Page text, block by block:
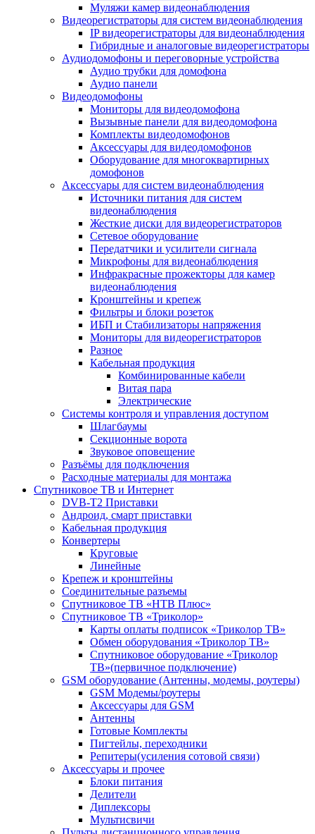
Муляжи камер видеонаблюдения
Видеорегистраторы для систем видеонаблюдения
IP видеорегистраторы для видеонаблюдения
Гибридные и аналоговые видеорегистраторы
Аудиодомофоны и переговорные устройства
Аудио трубки для домофона
Аудио панели
Видеодомофоны
Мониторы для видеодомофона
Вызывные панели для видеодомофона
Комплекты видеодомофонов
Аксессуары для видеодомофонов
Оборудование для многоквартирных
домофонов
Аксессуары для систем видеонаблюдения
Источники питания для систем
видеонаблюдения
Жесткие диски для видеорегистраторов
Сетевое оборудование
Передатчики и усилители сигнала
Микрофоны для видеонаблюдения
Инфракрасные прожекторы для камер
видеонаблюдения
Кронштейны и крепеж
Фильтры и блоки розеток
ИБП и Стабилизаторы напряжения
Мониторы для видеорегистраторов
Разное
Кабельная продукция
Комбинированные кабели
Витая пара
Электрические
Системы контроля и управления доступом
Шлагбаумы
Секционные ворота
Звуковое оповещение
Разъёмы для подключения
Расходные материалы для монтажа
Спутниковое ТВ и Интернет
DVB-Т2 Приставки
Андроид, смарт приставки
Кабельная продукция
Конвертеры
Круговые
Линейные
Крепеж и кронштейны
Соединительные разъемы
Спутниковое ТВ «НТВ Плюс»
Спутниковое ТВ «Триколор»
Карты оплаты подписок «Триколор ТВ»
Обмен оборудования «Триколор ТВ»
Спутниковое оборудование «Триколор
ТВ»(первичное подключение)
GSM оборудование (Антенны, модемы, роутеры)
GSM Модемы/роутеры
Аксессуары для GSM
Антенны
Готовые Комплекты
Пигтейлы, переходники
Репитеры(усиления сотовой связи)
Аксессуары и прочее
Блоки питания
Делители
Диплексоры
Мультисвичи